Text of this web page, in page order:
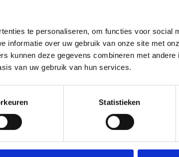
te personaliseren, om functies voor social
informatie over uw gebruik van onze site met
kunnen deze gegevens combineren met
van uw gebruik van hun services.
Statistieken
Er komt een nieuwe oproep om in te tekenen
binnen geplaatst kunnen worden.
die als blikvangers permanent reclame zullen